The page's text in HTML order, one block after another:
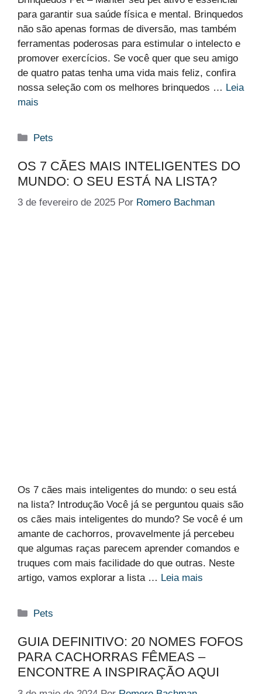
para garantir sua saúde física e mental. Brinquedos
não são apenas formas de diversão, mas também
ferramentas poderosas para estimular o intelecto e
promover exercícios. Se você quer que seu amigo
de quatro patas tenha uma vida mais feliz, confira
nossa seleção com os melhores brinquedos … Leia
mais
Categorias
Pets
OS 7 CÃES MAIS INTELIGENTES DO
MUNDO: O SEU ESTÁ NA LISTA?
3 de fevereiro de 2025 Por Romero Bachman
Os 7 cães mais inteligentes do mundo: o seu está
na lista? Introdução Você já se perguntou quais são
os cães mais inteligentes do mundo? Se você é um
amante de cachorros, provavelmente já percebeu
que algumas raças parecem aprender comandos e
truques com mais facilidade do que outras. Neste
artigo, vamos explorar a lista … Leia mais
Categorias
Pets
GUIA DEFINITIVO: 20 NOMES FOFOS
PARA CACHORRAS FÊMEAS –
ENCONTRE A INSPIRAÇÃO AQUI